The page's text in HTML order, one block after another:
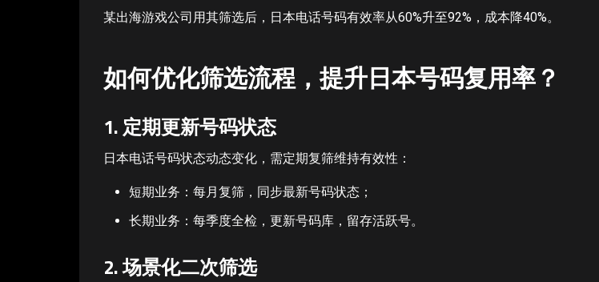
某出海游戏公司用其筛选后，日本电话号码有效率从60%升至92%，成本降40%。
如何优化筛选流程，提升日本号码复用率？
1. 定期更新号码状态
日本电话号码状态动态变化，需定期复筛维持有效性：
短期业务：每月复筛，同步最新号码状态；
长期业务：每季度全检，更新号码库，留存活跃号。
2. 场景化二次筛选